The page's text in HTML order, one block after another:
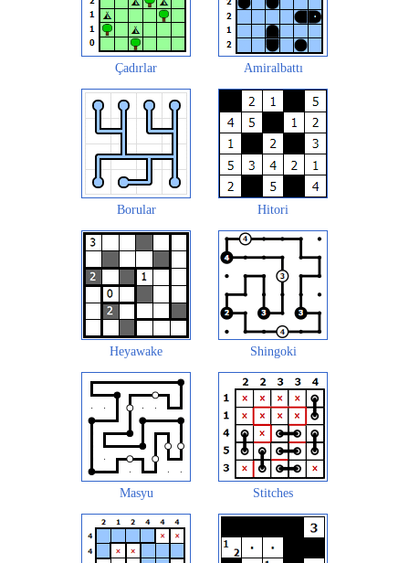
Çadırlar Amiralbattı
Borular Hitori
Heyawake Shingoki
Masyu Stitches